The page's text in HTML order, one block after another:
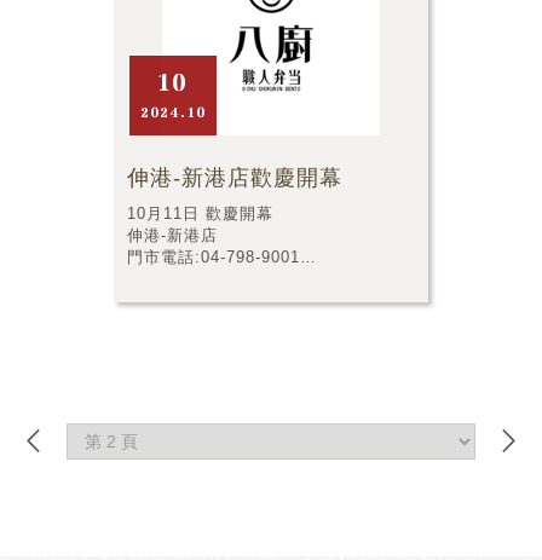
10
2024.10
伸港-新港店歡慶開幕
10月11日 歡慶開幕
伸港-新港店
門市電話:04-798-9001